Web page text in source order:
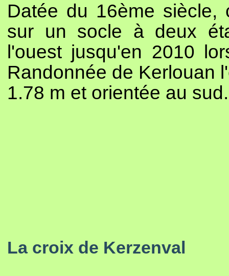
Datée du 16ème
sur un socle à deux
l'ouest jusqu'en 2010
Randonnée de Kerlouan
1.78 m et orientée au sud.
La croix de Kerzenval